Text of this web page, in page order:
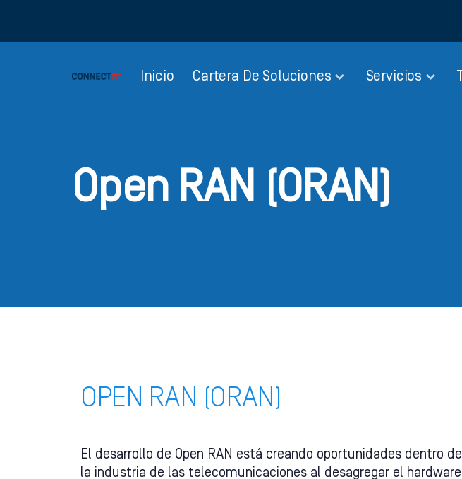
Inicio Cartera De Soluciones Servicios
Open RAN (ORAN)
OPEN RAN (ORAN)
El desarrollo de Open RAN está creando oportunidades dentro de
la industria de las telecomunicaciones al desagregar el hardware